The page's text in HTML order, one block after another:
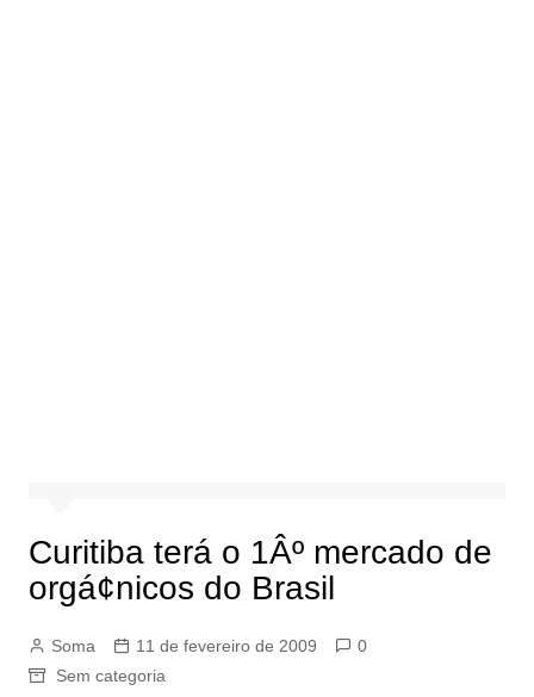
Curitiba terá o 1Âº mercado de
orgá¢nicos do Brasil
Soma 11 de fevereiro de 2009
0
Sem categoria